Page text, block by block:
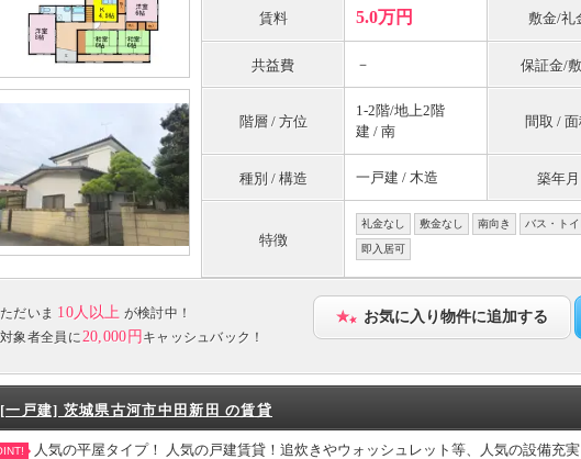
賃料 5.0万円 敷金/礼
共益費 － 保証金/敷
階層 / 方位
1-2階/地上2階
建 / 南
間取 /
種別 / 構造 一戸建 / 木造 築年月
特徴
礼金なし 敷金なし 南向き バス・トイ
即入居可
ただいま 10人以上 が検討中！
対象者全員に20,000円 キャッシュバック！
お気に入り物件に追加する
[一戸建] 茨城県古河市中田新田 の賃貸
人気の平屋タイプ！ 人気の戸建賃貸！追炊きやウォッシュレット等、人気の設備充実